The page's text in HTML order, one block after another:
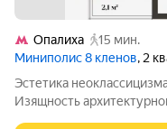
Опалиха
15 мин.
Миниполис 8 кленов, 2
Эстетика
Изящность